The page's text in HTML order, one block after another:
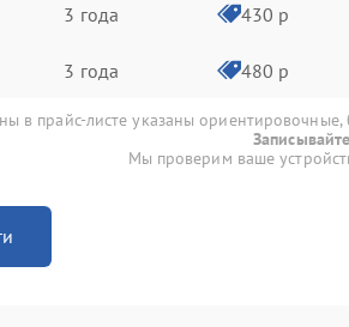
3 года 430 р
3 года 480 р
в прайс-листе указаны ориентировочные,
Мы проверим ваше